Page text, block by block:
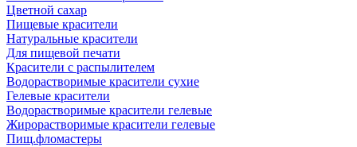
Цветной сахар
Пищевые красители
Натуральные красители
Для пищевой печати
Красители с распылителем
Водорастворимые красители сухие
Гелевые красители
Водорастворимые красители гелевые
Жирорастворимые красители гелевые
Пищ.фломастеры